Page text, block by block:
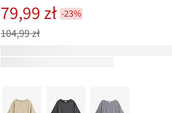
79,99 zł -23%
104,99 zł